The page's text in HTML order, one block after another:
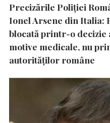
Precizările Poliţiei
Ionel Arsene din Italia:
blocată printr-o decizie
motive medicale, nu
autorităţilor române